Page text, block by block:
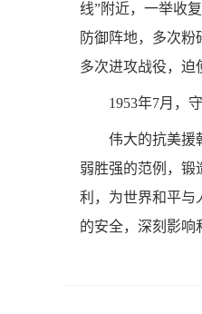
线”附近，一举收
防御阵地，多次
多次进攻战役，迫
1953年7月，
伟大的抗美援
弱胜强的范例，锻
利，为世界和平与
的安全，深刻影响